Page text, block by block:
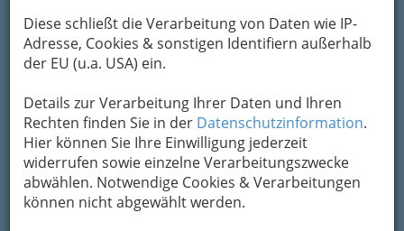
Diese schließt die Verarbeitung von Daten wie IP-
Adresse, Cookies & sonstigen Identifiern außerhalb
der EU (u.a. USA) ein.
Details zur Verarbeitung Ihrer Daten und Ihren
Rechten finden Sie in der Datenschutzinformation.
Hier können Sie Ihre Einwilligung jederzeit
widerrufen sowie einzelne Verarbeitungszwecke
abwählen. Notwendige Cookies & Verarbeitungen
können nicht abgewählt werden.